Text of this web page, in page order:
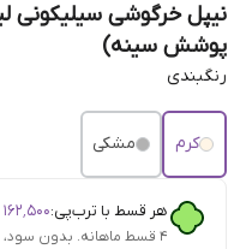
نیپل خرگوشی
پوشش سینه)
رنگبندی
کرم مشکی
هر قسط با ترب‌پی:۱۶۲٬۵۰۰
۴ قسط ماهانه. بدون سود، چک و ضامن.